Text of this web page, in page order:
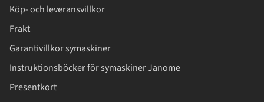
Köp- och leveransvillkor
Frakt
Garantivillkor symaskiner
Instruktionsböcker för symaskiner Janome
Presentkort